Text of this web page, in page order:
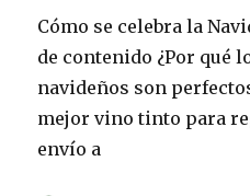
Cómo se celebra la
de contenido ¿Por qué
navideños son
mejor vino tinto para
envío a